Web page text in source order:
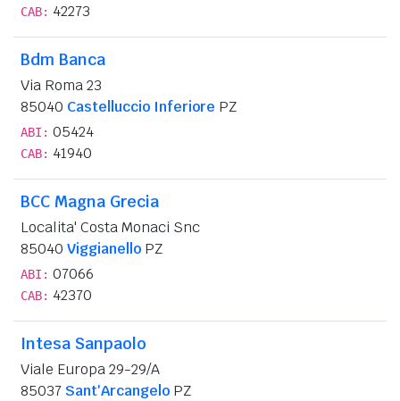
CAB: 42273
Bdm Banca
Via Roma 23
85040 Castelluccio Inferiore PZ
ABI: 05424
CAB: 41940
BCC Magna Grecia
Localita' Costa Monaci Snc
85040 Viggianello PZ
ABI: 07066
CAB: 42370
Intesa Sanpaolo
Viale Europa 29-29/A
85037 Sant'Arcangelo PZ